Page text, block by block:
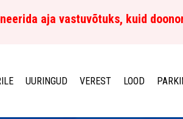
aja vastuvõtuks, kuid
UURINGUD VEREST LOOD